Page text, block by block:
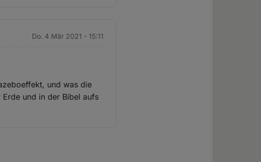
Do. 4 Mär 2021 - 15:11
und was die
und in der Bibel aufs